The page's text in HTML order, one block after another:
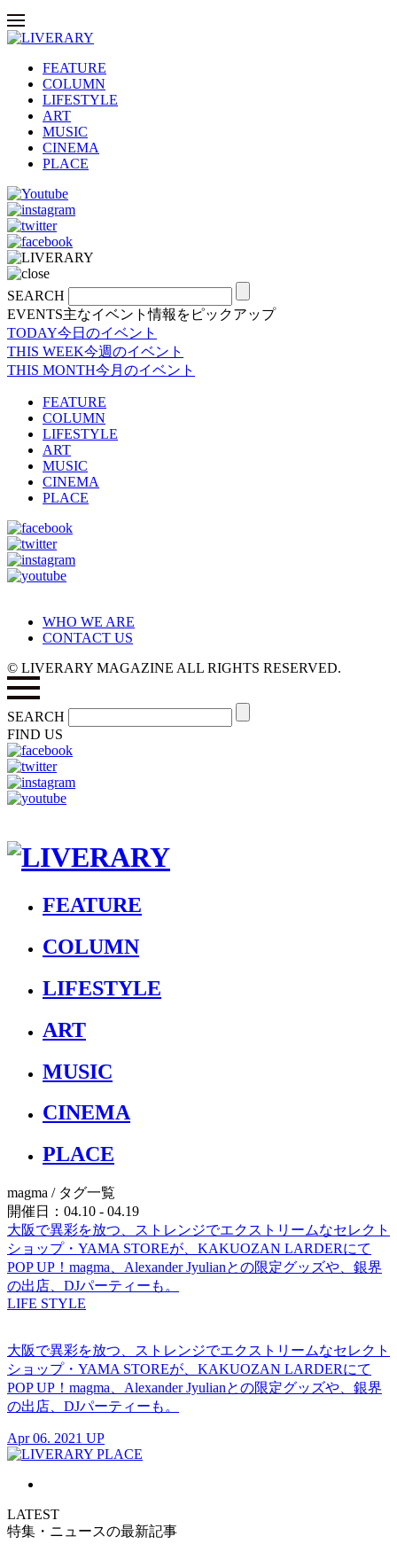
FEATURE
COLUMN
LIFESTYLE
ART
MUSIC
CINEMA
PLACE
SEARCH
EVENTS主なイベント情報をピックアップ
TODAY今日のイベント
THIS WEEK今週のイベント
THIS MONTH今月のイベント
FEATURE
COLUMN
LIFESTYLE
ART
MUSIC
CINEMA
PLACE
WHO WE ARE
CONTACT US
© LIVERARY MAGAZINE ALL RIGHTS RESERVED.
SEARCH
FIND US
FEATURE
COLUMN
LIFESTYLE
ART
MUSIC
CINEMA
PLACE
magma / タグ一覧
開催日：04.10 - 04.19
大阪で異彩を放つ、ストレンジでエクストリームなセレクト
ショップ・YAMA STOREが、KAKUOZAN LARDERにて
POP UP！magma、Alexander Jyulianとの限定グッズや、銀界
の出店、DJパーティーも。
LIFE STYLE
大阪で異彩を放つ、ストレンジでエクストリームなセレクト
ショップ・YAMA STOREが、KAKUOZAN LARDERにて
POP UP！magma、Alexander Jyulianとの限定グッズや、銀界
の出店、DJパーティーも。
Apr 06. 2021 UP
LATEST
特集・ニュースの最新記事